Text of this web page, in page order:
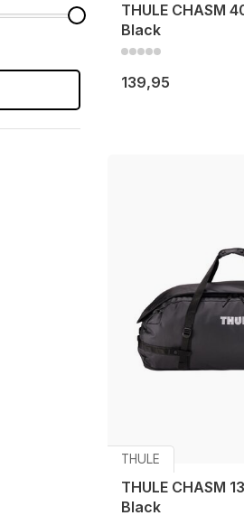
THULE CHASM
Black
139,95
THULE
THULE CHASM
Black